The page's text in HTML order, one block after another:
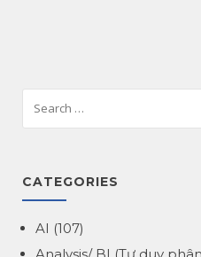
CATEGORIES
AI (107)